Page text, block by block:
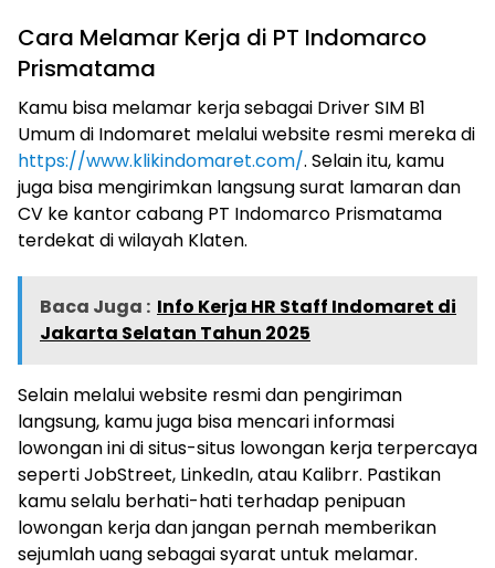
Cara Melamar Kerja di PT Indomarco
Prismatama
Kamu bisa melamar kerja sebagai Driver SIM B1
Umum di Indomaret melalui website resmi mereka di
https://www.klikindomaret.com/. Selain itu, kamu
juga bisa mengirimkan langsung surat lamaran dan
CV ke kantor cabang PT Indomarco Prismatama
terdekat di wilayah Klaten.
Baca Juga : Info Kerja HR Staff Indomaret di
Jakarta Selatan Tahun 2025
Selain melalui website resmi dan pengiriman
langsung, kamu juga bisa mencari informasi
lowongan ini di situs-situs lowongan kerja terpercaya
seperti JobStreet, LinkedIn, atau Kalibrr. Pastikan
kamu selalu berhati-hati terhadap penipuan
lowongan kerja dan jangan pernah memberikan
sejumlah uang sebagai syarat untuk melamar.